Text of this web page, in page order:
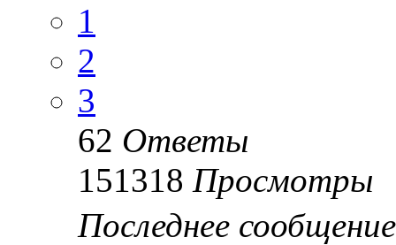
1
2
3
62 Ответы
151318 Просмотры
Последнее